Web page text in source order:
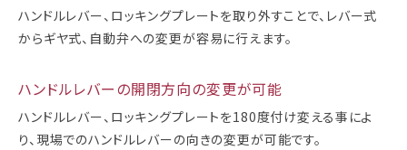
ハンドルレバー、ロッキングプレートを取り外すことで、レバー式
からギヤ式、自動弁への変更が容易に行えます。
ハンドルレバーの開閉方向の変更が可能
ハンドルレバー、ロッキングプレートを180度付け変える事によ
り、現場でのハンドルレバーの向きの変更が可能です。